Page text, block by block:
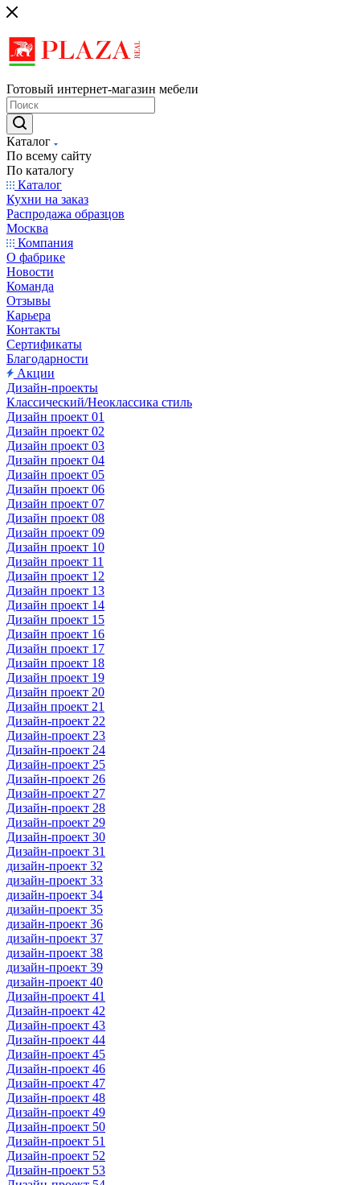
Готовый интернет-магазин мебели
Каталог
По всему сайту
По каталогу
Каталог
Кухни на заказ
Распродажа образцов
Москва
Компания
О фабрике
Новости
Команда
Отзывы
Карьера
Контакты
Сертификаты
Благодарности
Акции
Дизайн-проекты
Классический/Неоклассика стиль
Дизайн проект 01
Дизайн проект 02
Дизайн проект 03
Дизайн проект 04
Дизайн проект 05
Дизайн проект 06
Дизайн проект 07
Дизайн проект 08
Дизайн проект 09
Дизайн проект 10
Дизайн проект 11
Дизайн проект 12
Дизайн проект 13
Дизайн проект 14
Дизайн проект 15
Дизайн проект 16
Дизайн проект 17
Дизайн проект 18
Дизайн проект 19
Дизайн проект 20
Дизайн проект 21
Дизайн-проект 22
Дизайн-проект 23
Дизайн-проект 24
Дизайн-проект 25
Дизайн-проект 26
Дизайн-проект 27
Дизайн-проект 28
Дизайн-проект 29
Дизайн-проект 30
Дизайн-проект 31
дизайн-проект 32
дизайн-проект 33
дизайн-проект 34
дизайн-проект 35
дизайн-проект 36
дизайн-проект 37
дизайн-проект 38
дизайн-проект 39
дизайн-проект 40
Дизайн-проект 41
Дизайн-проект 42
Дизайн-проект 43
Дизайн-проект 44
Дизайн-проект 45
Дизайн-проект 46
Дизайн-проект 47
Дизайн-проект 48
Дизайн-проект 49
Дизайн-проект 50
Дизайн-проект 51
Дизайн-проект 52
Дизайн-проект 53